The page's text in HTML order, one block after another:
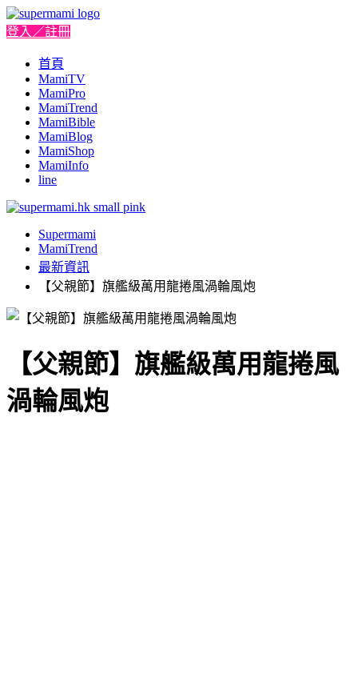
登入／註冊
首頁
MamiTV
MamiPro
MamiTrend
MamiBible
MamiBlog
MamiShop
MamiInfo
line
Supermami
MamiTrend
最新資訊
【父親節】旗艦級萬用龍捲風渦輪風炮
【父親節】旗艦級萬用龍捲風
渦輪風炮